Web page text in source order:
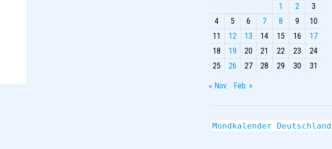
1
2
3
4
5 6 7 8 9
10
11
12 13 14 15 16
17
18
19 20 21 22 23
24
25
26 27 28 29 30 31
« Nov. Feb. »
Mondkalender Deutschland